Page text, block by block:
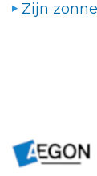
Zijn